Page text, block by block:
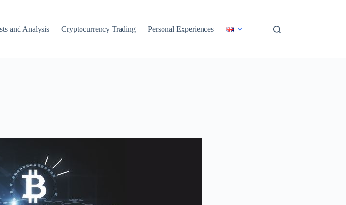
and Analysis Cryptocurrency Trading Personal Experiences